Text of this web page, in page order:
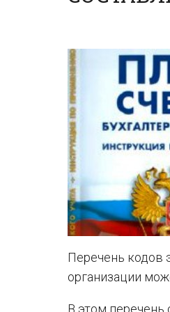
Перечень кодов
организации
В этом перечень